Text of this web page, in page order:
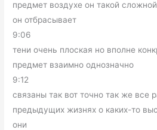
предмет воздухе он такой
он отбрасывает
9:06
тени очень плоская но вполне
предмет взаимно однозначно
9:12
связаны так вот точно так же все
предыдущих жизнях о каких-то
они